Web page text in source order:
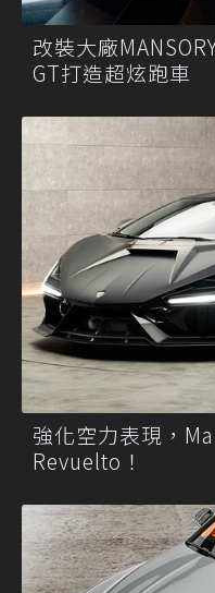
改裝大廠
GT打造超炫跑車
強化空力表現，
Revuelto！